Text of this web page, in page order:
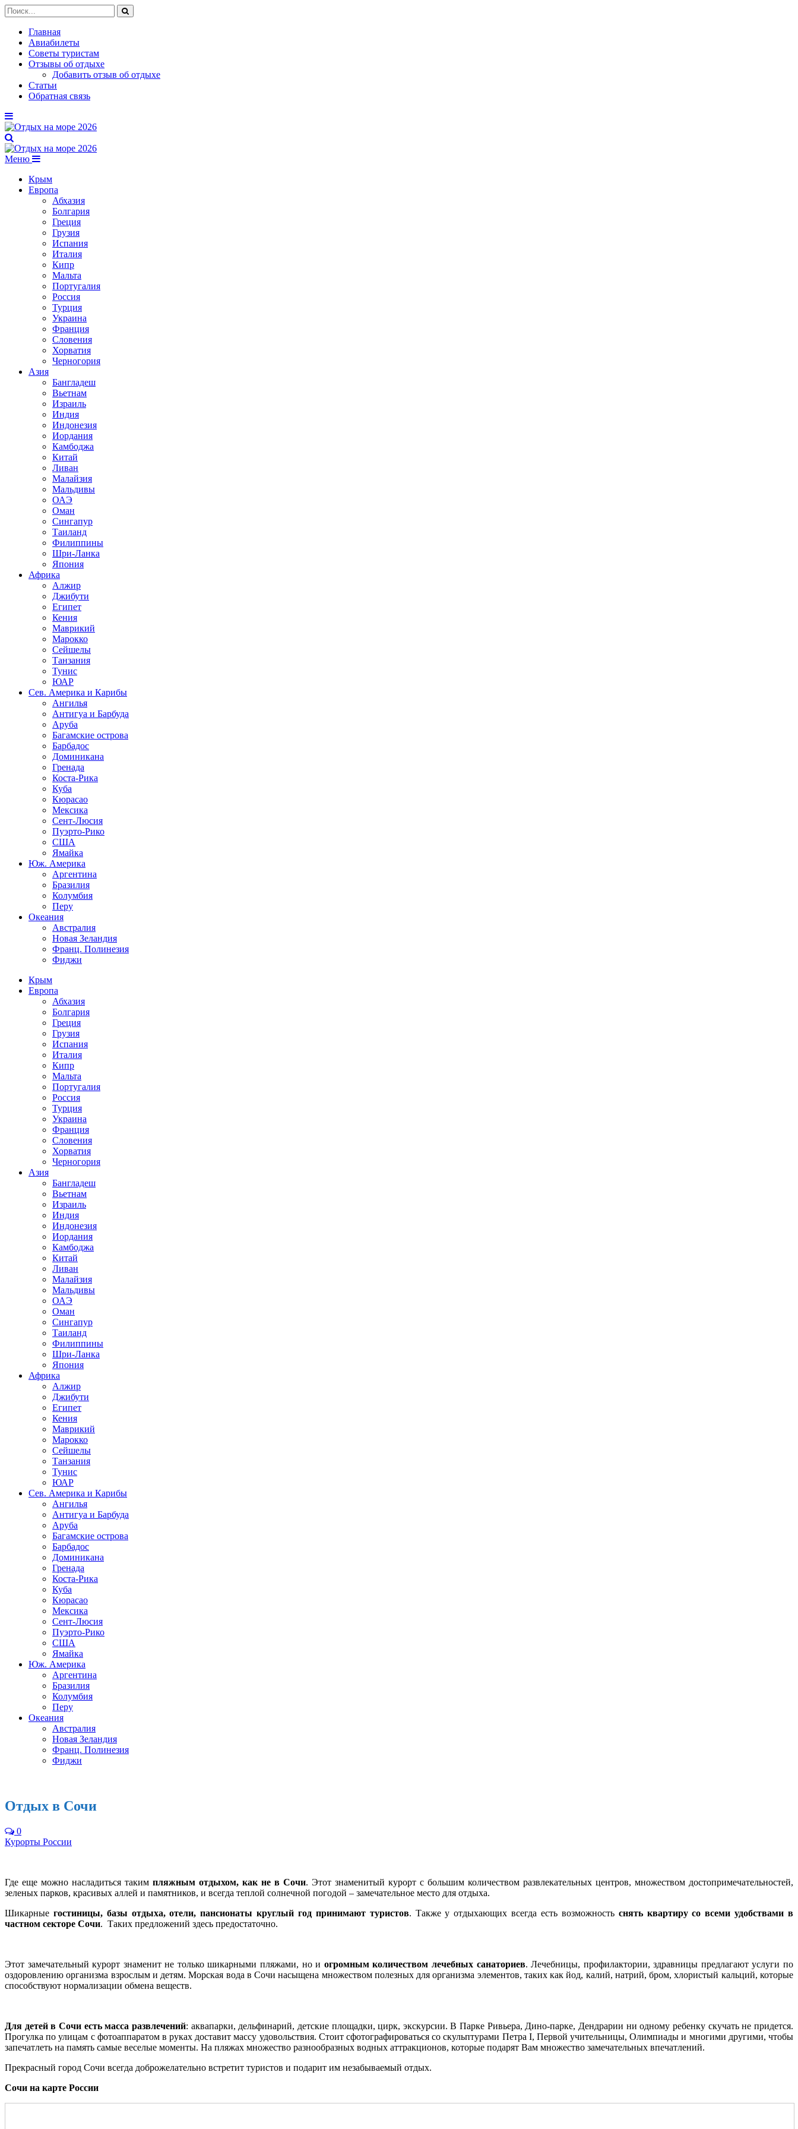
Главная
Авиабилеты
Советы туристам
Отзывы об отдыхе
Добавить отзыв об отдыхе
Статьи
Обратная связь
Меню
Крым
Европа
Абхазия
Болгария
Греция
Грузия
Испания
Италия
Кипр
Мальта
Португалия
Россия
Турция
Украина
Франция
Словения
Хорватия
Черногория
Азия
Бангладеш
Вьетнам
Израиль
Индия
Индонезия
Иордания
Камбоджа
Китай
Ливан
Малайзия
Мальдивы
ОАЭ
Оман
Сингапур
Таиланд
Филиппины
Шри-Ланка
Япония
Африка
Алжир
Джибути
Египет
Кения
Маврикий
Марокко
Сейшелы
Танзания
Тунис
ЮАР
Сев. Америка и Карибы
Ангилья
Антигуа и Барбуда
Аруба
Багамские острова
Барбадос
Доминикана
Гренада
Коста-Рика
Куба
Кюрасао
Мексика
Сент-Люсия
Пуэрто-Рико
США
Ямайка
Юж. Америка
Аргентина
Бразилия
Колумбия
Перу
Океания
Австралия
Новая Зеландия
Франц. Полинезия
Фиджи
Крым
Европа
Абхазия
Болгария
Греция
Грузия
Испания
Италия
Кипр
Мальта
Португалия
Россия
Турция
Украина
Франция
Словения
Хорватия
Черногория
Азия
Бангладеш
Вьетнам
Израиль
Индия
Индонезия
Иордания
Камбоджа
Китай
Ливан
Малайзия
Мальдивы
ОАЭ
Оман
Сингапур
Таиланд
Филиппины
Шри-Ланка
Япония
Африка
Алжир
Джибути
Египет
Кения
Маврикий
Марокко
Сейшелы
Танзания
Тунис
ЮАР
Сев. Америка и Карибы
Ангилья
Антигуа и Барбуда
Аруба
Багамские острова
Барбадос
Доминикана
Гренада
Коста-Рика
Куба
Кюрасао
Мексика
Сент-Люсия
Пуэрто-Рико
США
Ямайка
Юж. Америка
Аргентина
Бразилия
Колумбия
Перу
Океания
Австралия
Новая Зеландия
Франц. Полинезия
Фиджи
Отдых в Сочи
0
Курорты России
Где еще можно насладиться таким пляжным отдыхом, как не в Сочи. Этот знаменитый курорт с большим количеством развлекательных центров, множеством достопримечательностей,
зеленых парков, красивых аллей и памятников, и всегда теплой солнечной погодой – замечательное место для отдыха.
Шикарные гостиницы, базы отдыха, отели, пансионаты круглый год принимают туристов. Также у отдыхающих всегда есть возможность снять квартиру со всеми удобствами в
частном секторе Сочи. Таких предложений здесь предостаточно.
Этот замечательный курорт знаменит не только шикарными пляжами, но и огромным количеством лечебных санаториев. Лечебницы, профилактории, здравницы предлагают услуги по
оздоровлению организма взрослым и детям. Морская вода в Сочи насыщена множеством полезных для организма элементов, таких как йод, калий, натрий, бром, хлористый кальций, которые
способствуют нормализации обмена веществ.
Для детей в Сочи есть масса развлечений: аквапарки, дельфинарий, детские площадки, цирк, экскурсии. В Парке Ривьера, Дино-парке, Дендрарии ни одному ребенку скучать не придется.
Прогулка по улицам с фотоаппаратом в руках доставит массу удовольствия. Стоит сфотографироваться со скульптурами Петра I, Первой учительницы, Олимпиады и многими другими, чтобы
запечатлеть на память самые веселые моменты. На пляжах множество разнообразных водных аттракционов, которые подарят Вам множество замечательных впечатлений.
Прекрасный город Сочи всегда доброжелательно встретит туристов и подарит им незабываемый отдых.
Сочи на карте России